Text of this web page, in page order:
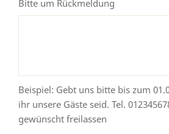
Bitte um Rückmeldung
Beispiel: Gebt uns bitte bis zum
ihr unsere Gäste seid. Tel.
gewünscht freilassen